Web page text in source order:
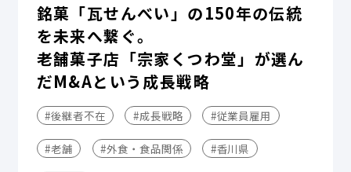
銘菓「瓦せんべい」の150年の伝統
を未来へ繋ぐ。
老舗菓子店「宗家くつわ堂」が選ん
だM&Aという成長戦略
#後継者不在 #成長戦略 #従業員雇用
#老舗 #外食・食品関係 #香川県